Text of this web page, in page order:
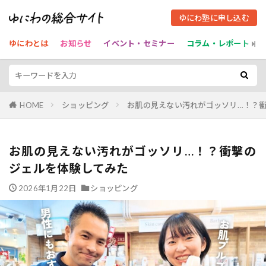
ゆにわ塾に申し込む
ゆにわとは お知らせ イベント・セミナー コラム・レポート
HOME ショッピング お肌の見えない汚れがゴッソリ…！？
お肌の見えない汚れがゴッソリ…！？衝撃の
ジェルを体験してみた
2026年1月22日 ショッピング